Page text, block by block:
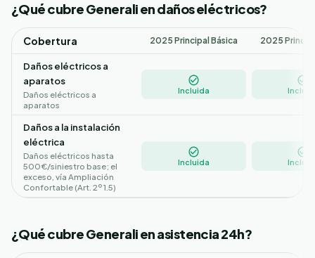
¿Qué cubre Generali en daños eléctricos?
Cobertura 2025 Principal Básica 2025
Daños eléctricos a
aparatos
Daños eléctricos a
aparatos
Incluida
Daños a la instalación
eléctrica
Daños eléctricos hasta
500€/siniestro base; el
exceso, vía Ampliación
Confortable (Art. 2º 1.5)
Incluida
¿Qué cubre Generali en asistencia 24h?